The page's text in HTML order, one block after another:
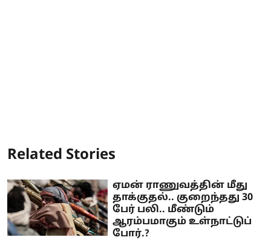
Related Stories
ஏமன் ராணுவத்தின் மீது
தாக்குதல்.. குறைந்தது 30
பேர் பலி.. மீண்டும்
ஆரம்பமாகும் உள்நாட்டுப்
போர்.?